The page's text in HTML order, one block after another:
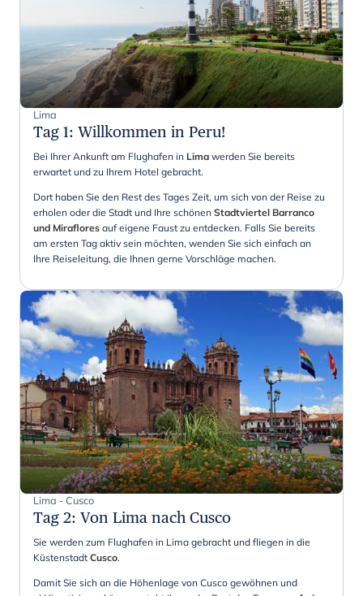
Lima
Tag 1: Willkommen in Peru!
Bei Ihrer Ankunft am Flughafen in Lima werden Sie bereits
erwartet und zu Ihrem Hotel gebracht.
Dort haben Sie den Rest des Tages Zeit, um sich von der Reise zu
erholen oder die Stadt und Ihre schönen Stadtviertel Barranco
und Miraflores auf eigene Faust zu entdecken. Falls Sie bereits
am ersten Tag aktiv sein möchten, wenden Sie sich einfach an
Ihre Reiseleitung, die Ihnen gerne Vorschläge machen.
Lima - Cusco
Tag 2: Von Lima nach Cusco
Sie werden zum Flughafen in Lima gebracht und fliegen in die
Küstenstadt Cusco.
Damit Sie sich an die Höhenlage von Cusco gewöhnen und